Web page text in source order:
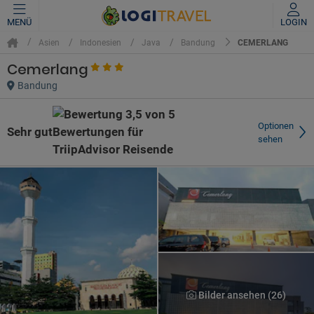
MENÜ LOGIN
Asien Indonesien Java Bandung CEMERLANG
Cemerlang
Bandung
Sehr gut
Optionen
sehen
Bilder ansehen (26)